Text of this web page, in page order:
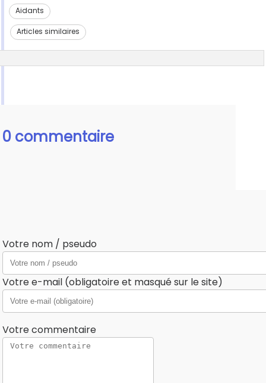
Aidants
Articles similaires
0 commentaire
Votre nom / pseudo
Votre e-mail (obligatoire et masqué sur le site)
Votre commentaire